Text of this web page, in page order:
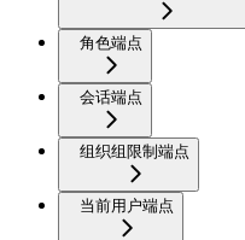
角色端点
会话端点
组织组限制端点
当前用户端点